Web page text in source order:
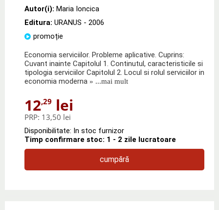
Autor(i): Maria Ioncica
Editura: URANUS - 2006
promoție
Economia serviciilor. Probleme aplicative. Cuprins:
Cuvant inainte Capitolul 1. Continutul, caracteristicile si
tipologia serviciilor Capitolul 2. Locul si rolul serviciilor in
economia moderna » ...mai mult
12,29 lei
PRP: 13,50 lei
Disponibilitate: In stoc furnizor
Timp confirmare stoc: 1 - 2 zile lucratoare
cumpără